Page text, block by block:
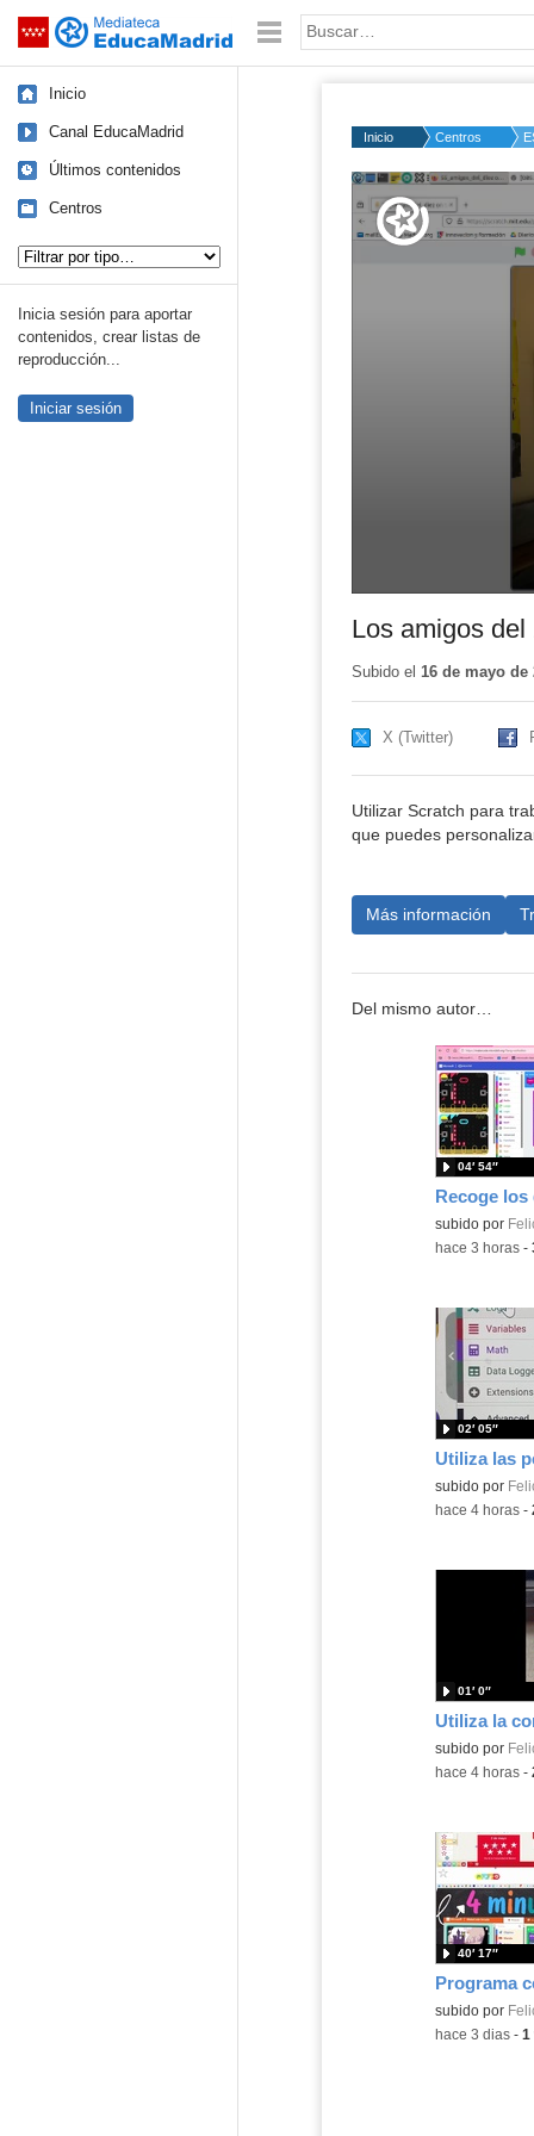
Saltar navegación Palabra o frase:
Inicio
Canal EducaMadrid
Últimos contenidos
Centros
Inicia sesión para aportar
contenidos, crear listas de
reproducción...
Iniciar sesión
Inicio Centros
Volume
50%
Los amigos
Subido el 16 de mayo de
X (Twitter)
Utilizar Scratch para
que puedes
Más información
Del mismo autor…
Contenido
subido por
04′ 54″
-hace 3 horas-
Contenido
subido por
02′ 05″
-hace 4 horas-
Contenido
subido por
01′ 0″
-hace 4 horas-
Contenido
subido por
40′ 17″
-hace 3 dias- 1